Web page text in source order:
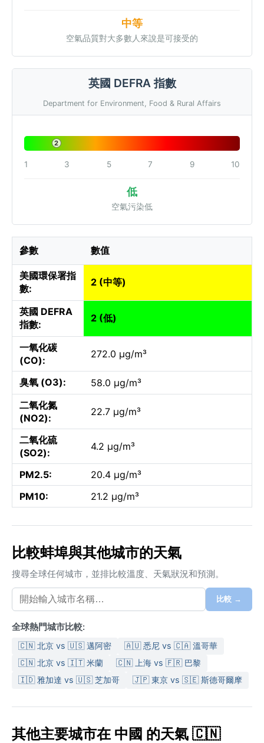
中等
空氣品質對大多數人來說是可接受的
英國 DEFRA 指數
Department for Environment, Food & Rural Affairs
2
1 3 5 7 9 10
低
空氣污染低
參數 數值
美國環保署指
數:
2 (中等)
英國 DEFRA
指數:
2 (低)
一氧化碳
(CO):
272.0 µg/m³
臭氧 (O3):
58.0 µg/m³
二氧化氮
(NO2):
22.7 µg/m³
二氧化硫
(SO2):
4.2 µg/m³
PM2.5:
20.4 µg/m³
PM10:
21.2 µg/m³
比較蚌埠與其他城市的天氣
搜尋全球任何城市，並排比較溫度、天氣狀況和預測。
比較 →
全球熱門城市比較:
🇨🇳 北京 vs 🇺🇸 邁阿密
🇦🇺 悉尼 vs 🇨🇦 溫哥華
🇨🇳 北京 vs 🇮🇹 米蘭
🇨🇳 上海 vs 🇫🇷 巴黎
🇮🇩 雅加達 vs 🇺🇸 芝加哥
🇯🇵 東京 vs 🇸🇪 斯德哥爾摩
其他主要城市在 中國 的天氣 🇨🇳